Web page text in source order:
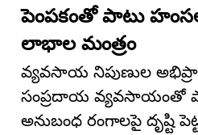
పెంపకంతో పాటు
లాభాల మంత్రం
వ్యవసాయ నిపుణుల
సంప్రదాయ వ్యవసాయంతో
అనుబంధ రంగాలపై దృష్టి